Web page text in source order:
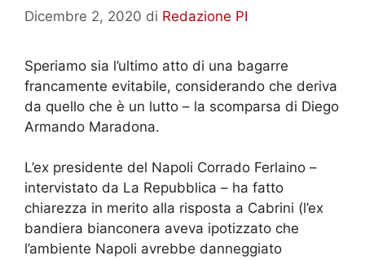
Dicembre 2, 2020 di Redazione PI
Speriamo sia l’ultimo atto di una bagarre
francamente evitabile, considerando che deriva
da quello che è un lutto – la scomparsa di Diego
Armando Maradona.
L’ex presidente del Napoli Corrado Ferlaino –
intervistato da La Repubblica – ha fatto
chiarezza in merito alla risposta a Cabrini (l’ex
bandiera bianconera aveva ipotizzato che
l’ambiente Napoli avrebbe danneggiato